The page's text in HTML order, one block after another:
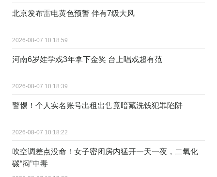
北京发布雷电黄色预警 伴有7级大风
2026-08-07 10:18:59
河南6岁娃学戏3年拿下金奖 台上唱戏超有范
2026-08-07 10:18:39
警惕！个人实名账号出租出售竟暗藏洗钱犯罪陷阱
2026-08-07 10:18:22
吹空调差点没命！女子密闭房内猛开一天一夜，二氧化
碳“闷”中毒